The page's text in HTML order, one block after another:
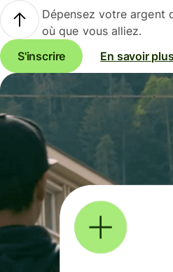
Dépensez votre argent
où que vous alliez.
S'inscrire
En savoir